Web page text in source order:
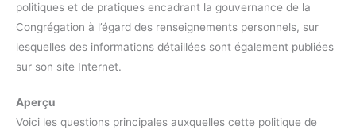
politiques et de pratiques encadrant la gouvernance de la
Congrégation à l’égard des renseignements personnels, sur
lesquelles des informations détaillées sont également publiées
sur son site Internet.
Aperçu
Voici les questions principales auxquelles cette politique de